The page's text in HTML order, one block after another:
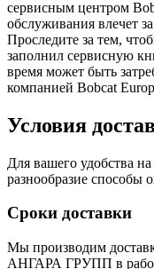
сервисным центром
обслуживания влечет
Проследите за тем,
заполнил сервисную
время может быть
компанией Bobcat
Условия
Для вашего удобства
разнообразие способы
Сроки доставки
Мы производим
АНГАРА ГРУПП в